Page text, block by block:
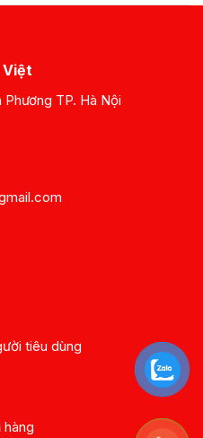
Việt
Phương TP. Hà Nội
tiêu dùng
hàng